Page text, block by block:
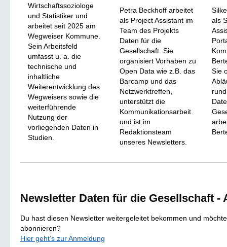
Wirtschaftssoziologe
und Statistiker und
arbeitet seit 2025 am
Wegweiser Kommune.
Sein Arbeitsfeld
umfasst u. a. die
technische und
inhaltliche
Weiterentwicklung des
Wegweisers sowie die
weiterführende
Nutzung der
vorliegenden Daten in
Studien.
Petra Beckhoff arbeitet
als Project Assistant im
Team des Projekts
Daten für die
Gesellschaft. Sie
organisiert Vorhaben zu
Open Data wie z.B. das
Barcamp und das
Netzwerktreffen,
unterstützt die
Kommunikationsarbeit
und ist im
Redaktionsteam
unseres Newsletters.
als
Sie
Newsletter Daten für die Gesellschaft -
Du hast diesen Newsletter weitergeleitet bekommen und
abonnieren?
Hier geht’s zur Anmeldung